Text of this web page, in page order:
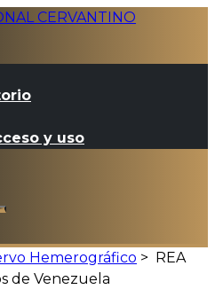
y uso
Hemerográfico >
REA
de Venezuela